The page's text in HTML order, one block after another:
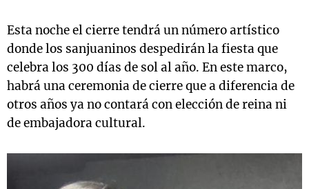
Esta noche el cierre tendrá un número artístico
donde los sanjuaninos despedirán la fiesta que
celebra los 300 días de sol al año. En este marco,
habrá una ceremonia de cierre que a diferencia de
otros años ya no contará con elección de reina ni
de embajadora cultural.